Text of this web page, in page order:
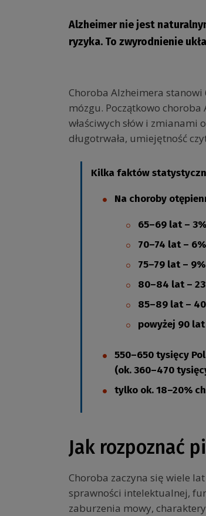
Alzheimer nie jest
ryzyka. To zwyrodnienie
Choroba Alzheimera
mózgu. Początkowo
właściwych słów i
długotrwała, umiejętność
Kilka faktów
Na choroby
65–69 lat –
70–74 lat –
75–79 lat –
80–84 lat –
85–89 lat –
powyżej 90
550–650 tysięcy
(ok. 360–470
tylko ok. 18–20%
Jak rozpoznać
Choroba zaczyna się wiele
sprawności intelektualnej,
zaburzenia mowy,